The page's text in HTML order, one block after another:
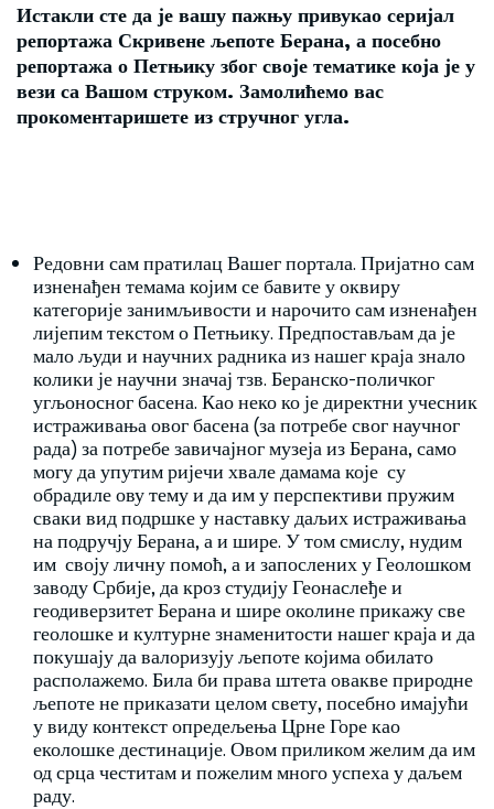
Истакли сте да је вашу пажњу привукао серијал
репортажа Скривене љепоте Берана, а посебно
репортажа о Петњику због своје тематике која је у
вези са Вашом струком. Замолићемо вас
прокоментаришете из стручног угла.
Редовни сам пратилац Вашег портала. Пријатно сам
изненађен темама којим се бавите у оквиру
категорије занимљивости и нарочито сам изненађен
лијепим текстом о Петњику. Предпостављам да је
мало људи и научних радника из нашег краја знало
колики је научни значај тзв. Беранско-поличког
угљоносног басена. Као неко ко је директни учесник
истраживања овог басена (за потребе свог научног
рада) за потребе завичајног музеја из Берана, само
могу да упутим ријечи хвале дамама које су
обрадиле ову тему и да им у перспективи пружим
сваки вид подршке у наставку даљих истраживања
на подручју Берана, а и шире. У том смислу, нудим
им своју личну помоћ, а и запослених у Геолошком
заводу Србије, да кроз студију Геонаслеђе и
геодиверзитет Берана и шире околине прикажу све
геолошке и културне знаменитости нашег краја и да
покушају да валоризују љепоте којима обилато
располажемо. Била би права штета овакве природне
љепоте не приказати целом свету, посебно имајући
у виду контекст опредељења Црне Горе као
еколошке дестинације. Овом приликом желим да им
од срца честитам и пожелим много успеха у даљем
раду.